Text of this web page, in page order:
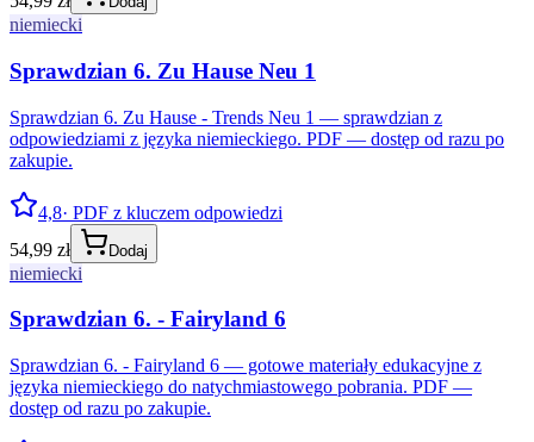
niemiecki
Sprawdzian 6. Zu Hause Neu 1
Sprawdzian 6. Zu Hause - Trends Neu 1 — sprawdzian z
odpowiedziami z języka niemieckiego. PDF — dostęp od razu po
zakupie.
4,8· PDF z kluczem odpowiedzi
54,99 zł
Dodaj
niemiecki
Sprawdzian 6. - Fairyland 6
Sprawdzian 6. - Fairyland 6 — gotowe materiały edukacyjne z
języka niemieckiego do natychmiastowego pobrania. PDF —
dostęp od razu po zakupie.